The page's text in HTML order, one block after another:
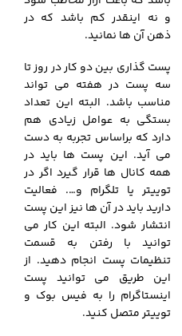
و نه اینقدر کم باشد که در
ذهن آن ها نمانید.
پست گذاری بین دو کار در روز تا
سه پست در هفته می تواند
مناسب باشد. البته این تعداد
بستگی به عوامل زیادی هم
دارد که براساس تجربه به دست
می آید. این پست ها باید در
همه کانال ها قرار گیرد اگر در
توییتر یا تلگرام و…. فعالیت
دارید باید در آن ها نیز این پست
انتشار شود. البته این کار می
توانید با رفتن به قسمت
تنظیمات پست انجام دهید. از
این طریق می توانید پست
اینستاگرام را به فیس بوک و
توییتر متصل کنید.